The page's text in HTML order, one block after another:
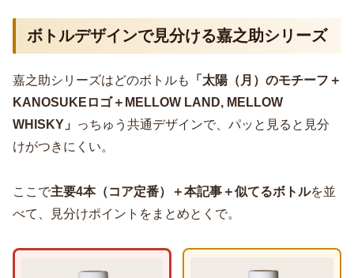
ボトルデザインで見分ける嘉之助シリーズ
嘉之助シリーズはどのボトルも
「太陽（月）のモチーフ＋
KANOSUKEロゴ＋MELLOW LAND, MELLOW
WHISKY」 っちゅう共通デザインで、パッと見ると見分
けがつきにくい。
ここで主要4本（コア定番）＋本記事＋似てるボトルを並
べて、見分けポイントをまとめとくで。